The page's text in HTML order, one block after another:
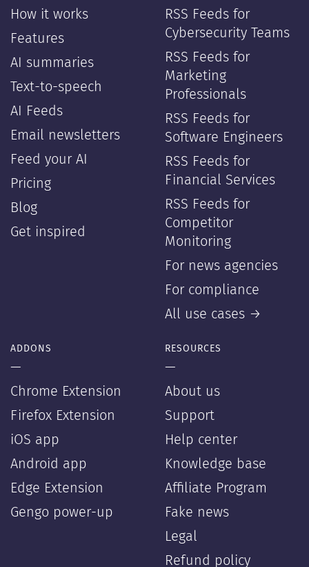
How it works
Features
AI summaries
Text-to-speech
AI Feeds
Email newsletters
Feed your AI
Pricing
Blog
Get inspired
RSS Feeds for
Cybersecurity Teams
RSS Feeds for
Marketing
Professionals
RSS Feeds for
Software Engineers
RSS Feeds for
Financial Services
RSS Feeds for
Competitor
Monitoring
For news agencies
For compliance
All use cases →
ADDONS
—
Chrome Extension
Firefox Extension
iOS app
Android app
Edge Extension
Gengo power-up
RESOURCES
—
About us
Support
Help center
Knowledge base
Affiliate Program
Fake news
Legal
Refund policy